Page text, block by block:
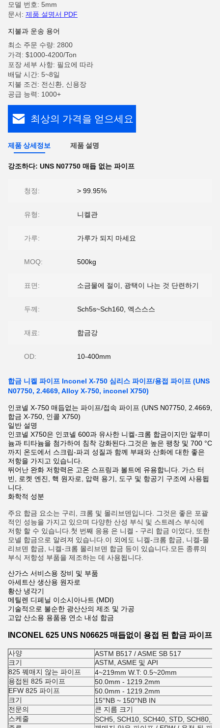
모델 번호: 5mm
문서: 제품 설명서 PDF
지불과 운송 용어
최소 주문 수량: 2800
가격: $1000-4200/Ton
포장 세부 사항: 필요에 따라
배달 시간: 5~8일
지불 조건: 전신환, 신용장
공급 능력: 1000+
최상의 가격을 얻으세요
제품 상세정보 제품 설명
강조하다: UNS N07750 매듭 없는 파이프
청정: > 99.95%
유형: 니켈관
가루: 가루가 되지 마세요
MOQ: 500kg
표면: 소금물에 절이, 광택이 나는 것 단련하기
두께: Sch5s~Sch160, 엑스스스
재료: 합금강
OD: 10-400mm
합금 니켈 파이프 Inconel X-750 심리스 파이프/용접 파이프 (UNS
N07750, 2.4669, Alloy X-750, inconel X750)
인코넬 X-750 매듭없는 파이프/접속 파이프 (UNS N07750, 2.4669,
합금 X-750, 인콜 X750)
일반 설명
인코넬 X750은 인코넬 600과 유사한 니켈-크롬 합금이지만 알루미
늄과 티타늄을 첨가하여 침착 강화된다.그것은 높은 팽창 및 700 °C
까지 온도에서 스크립-파괴 성질과 함께 부패와 산화에 대한 좋은
저항을 가지고 있습니다.
뛰어난 완화 저항력은 고온 스프링과 볼트에 유용합니다. 가스 터
빈, 로켓 엔진, 핵 원자로, 압력 용기, 도구 및 항공기 구조에 사용됩
니다.
화학적 성분
주요 합금 요소는 구리, 크롬 및 몰리브덴입니다. 그것은 좋은 포괄
적인 성능을 가지고 있으며 다양한 산성 부식 및 스트레스 부식에
저항 할 수 있습니다.첫 번째 응용 은 니켈 - 구리 합금 이었다, 또한
모넬 합금으로 알려져 있습니다.이 외에도 니켈-크롬 합금, 니켈-몰
리브덴 합금, 니켈-크롬 몰리브덴 합금 등이 있습니다.모든 종류의
부식 저항성 부품을 제조하는 데 사용됩니다.
산가스 서비스용 장비 및 부품
아세트산 생산용 원자로
황산 냉각기
메틸렌 디페닐 이소시아나트 (MDI)
기술적으로 불순한 광산산의 제조 및 가공
고압 산소용 용품용 연소 내성 합금
INCONEL 625 UNS N06625 매듭없이 용접 된 합금 파이프
사양
ASTM B517 / ASME SB 517
크기
ASTM, ASME 및 API
825 꿰매지 않는 파이프
4~219mm W.T: 0.5~20mm
용접된 825 파이프
50.0mm - 1219.2mm
EFW 825 파이프
50.0mm - 1219.2mm
크기
15′′NB ~ 150′′NB IN
전문의
큰 지름 크기
스케줄
SCH5, SCH10, SCH40, STD, SCH80,